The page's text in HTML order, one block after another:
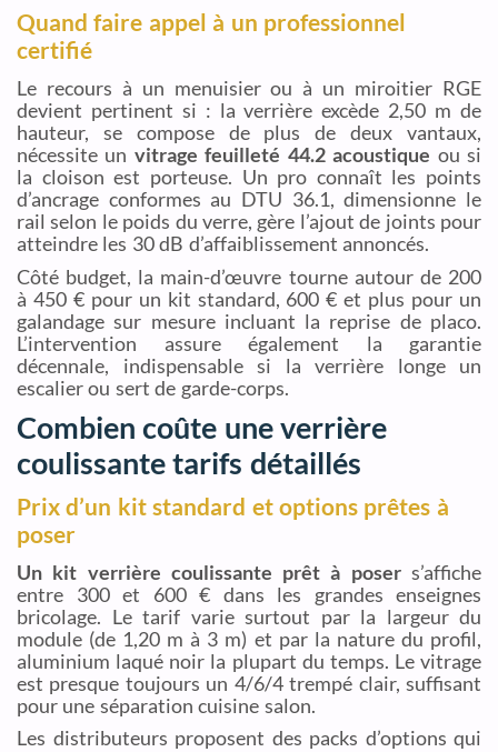
Quand faire appel à un professionnel
certifié
Le recours à un menuisier ou à un miroitier RGE
devient pertinent si : la verrière excède 2,50 m de
hauteur, se compose de plus de deux vantaux,
nécessite un vitrage feuilleté 44.2 acoustique ou si
la cloison est porteuse. Un pro connaît les points
d’ancrage conformes au DTU 36.1, dimensionne le
rail selon le poids du verre, gère l’ajout de joints pour
atteindre les 30 dB d’affaiblissement annoncés.
Côté budget, la main-d’œuvre tourne autour de 200
à 450 € pour un kit standard, 600 € et plus pour un
galandage sur mesure incluant la reprise de placo.
L’intervention assure également la garantie
décennale, indispensable si la verrière longe un
escalier ou sert de garde-corps.
Combien coûte une verrière
coulissante tarifs détaillés
Prix d’un kit standard et options prêtes à
poser
Un kit verrière coulissante prêt à posers’affiche
entre 300 et 600 € dans les grandes enseignes
bricolage. Le tarif varie surtout par la largeur du
module (de 1,20 m à 3 m) et par la nature du profil,
aluminium laqué noir la plupart du temps. Le vitrage
est presque toujours un 4/6/4 trempé clair, suffisant
pour une séparation cuisine salon.
Les distributeurs proposent des packs d’options qui